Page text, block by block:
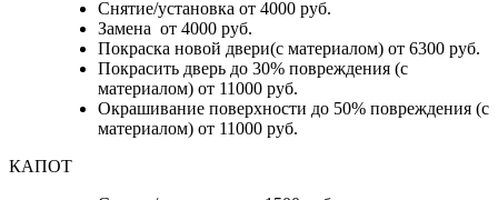
Снятие/установка от 4000 руб.
Замена от 4000 руб.
Покраска новой двери(с материалом) от 6300 руб.
Покрасить дверь до 30% повреждения (с
материалом) от 11000 руб.
Окрашивание поверхности до 50% повреждения (с
материалом) от 11000 руб.
КАПОТ